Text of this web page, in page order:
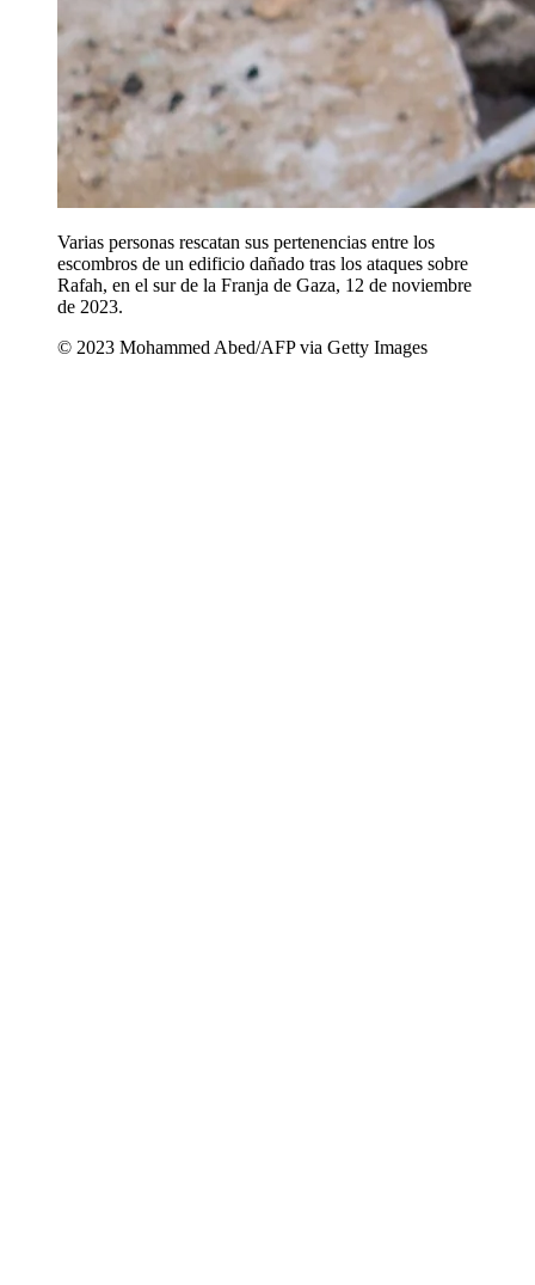
Varias personas rescatan sus pertenencias entre los
escombros de un edificio dañado tras los ataques sobre
Rafah, en el sur de la Franja de Gaza, 12 de noviembre
de 2023.
© 2023 Mohammed Abed/AFP via Getty Images